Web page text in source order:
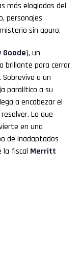
más elogiadas del
personajes
sin apuro.
), un
brillante para cerrar
a un
paralítico a su
a encabezar el
Lo que
en una
de inadaptados
la fiscal Merritt